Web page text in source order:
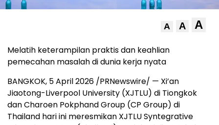
A A A
Melatih keterampilan praktis dan keahlian
pemecahan masalah di dunia kerja nyata
BANGKOK, 5 April 2026 /PRNewswire/ — Xi’an
Jiaotong-Liverpool University (XJTLU) di Tiongkok
dan Charoen Pokphand Group (CP Group) di
Thailand hari ini meresmikan XJTLU Syntegrative